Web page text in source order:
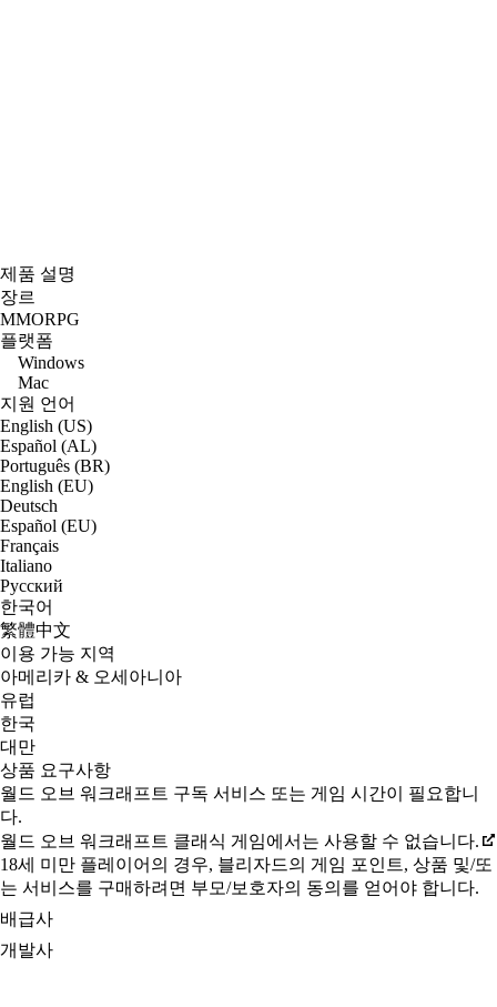
제품 설명
장르
MMORPG
플랫폼
Windows
Mac
지원 언어
English (US)
Español (AL)
Português (BR)
English (EU)
Deutsch
Español (EU)
Français
Italiano
Русский
한국어
繁體中文
이용 가능 지역
아메리카 & 오세아니아
유럽
한국
대만
상품 요구사항
월드 오브 워크래프트 구독 서비스 또는 게임 시간이 필요합니
다.
월드 오브 워크래프트 클래식 게임에서는 사용할 수 없습니다.
18세 미만 플레이어의 경우, 블리자드의 게임 포인트, 상품 및/또
는 서비스를 구매하려면 부모/보호자의 동의를 얻어야 합니다.
배급사
개발사